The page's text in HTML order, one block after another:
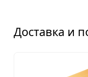
Доставка и